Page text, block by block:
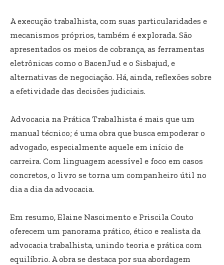
A execução trabalhista, com suas particularidades e
mecanismos próprios, também é explorada. São
apresentados os meios de cobrança, as ferramentas
eletrônicas como o BacenJud e o Sisbajud, e
alternativas de negociação. Há, ainda, reflexões sobre
a efetividade das decisões judiciais.
Advocacia na Prática Trabalhista é mais que um
manual técnico; é uma obra que busca empoderar o
advogado, especialmente aquele em início de
carreira. Com linguagem acessível e foco em casos
concretos, o livro se torna um companheiro útil no
dia a dia da advocacia.
Em resumo, Elaine Nascimento e Priscila Couto
oferecem um panorama prático, ético e realista da
advocacia trabalhista, unindo teoria e prática com
equilíbrio. A obra se destaca por sua abordagem